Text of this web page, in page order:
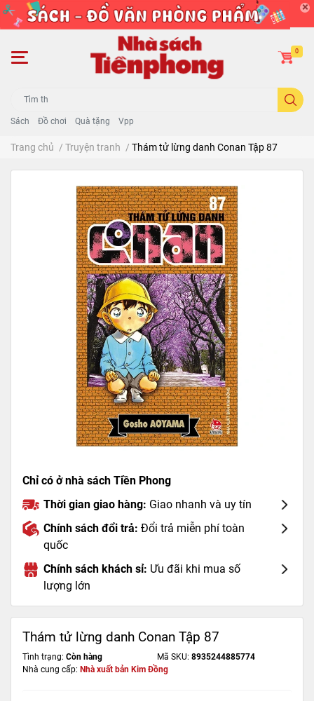
Sách Đồ chơi Quà tặng Vpp
0
Trang chủ / Truyện tranh / Thám tử lừng danh Conan Tập 87
Chỉ có ở nhà sách Tiền Phong
Thời gian giao hàng: Giao nhanh và uy tín
Chính sách đổi trả: Đổi trả miễn phí toàn
quốc
Chính sách khách sỉ: Ưu đãi khi mua số
lượng lớn
Thám tử lừng danh Conan Tập 87
Tình trạng: Còn hàng Mã SKU: 8935244885774
Nhà cung cấp: Nhà xuất bản Kim Đồng